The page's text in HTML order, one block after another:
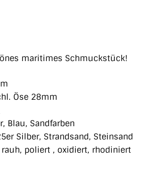
maritimes Schmuckstück!
Öse 28mm
Blau, Sandfarben
Silber, Strandsand, Steinsand
rauh, poliert , oxidiert, rhodiniert